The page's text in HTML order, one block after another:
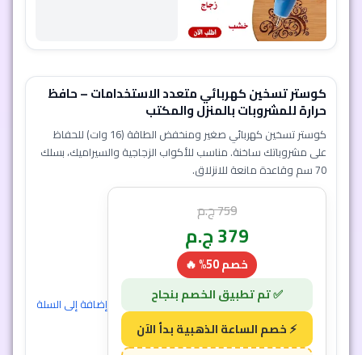
كوستر تسخين كهربائي متعدد الاستخدامات – حافظ
حرارة للمشروبات بالمنزل والمكتب
كوستر تسخين كهربائي صغير ومنخفض الطاقة (16 وات) للحفاظ
على مشروباتك ساخنة. مناسب للأكواب الزجاجية والسيراميك، بسلك
70 سم وقاعدة مانعة للانزلاق.
759ج.م
379ج.م
خصم 50% 🔥
إضافة إلى السلة